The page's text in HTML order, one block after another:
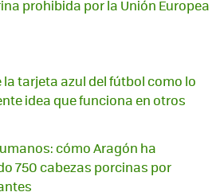
prohibida por la Unión Europea
la tarjeta azul del fútbol como lo
idea que funciona en otros
cómo Aragón ha
750 cabezas porcinas por